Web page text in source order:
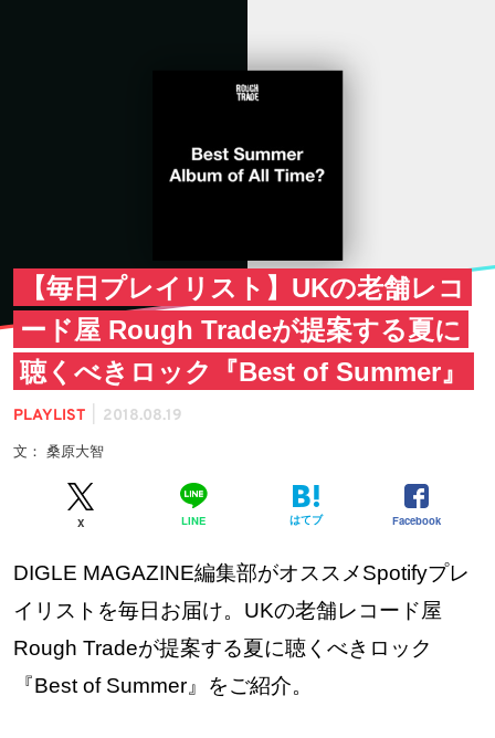
【毎日プレイリスト】UKの老舗レコ
ード屋 Rough Tradeが提案する夏に
聴くべきロック『Best of Summer』
PLAYLIST 2018.08.19
文： 桑原大智
X LINE はてブ Facebook
DIGLE MAGAZINE編集部がオススメSpotifyプレ
イリストを毎日お届け。UKの老舗レコード屋
Rough Tradeが提案する夏に聴くべきロック
『Best of Summer』をご紹介。